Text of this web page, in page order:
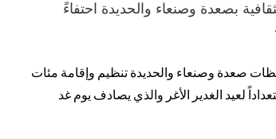
بصعدة وصنعاء والحديدة احتفاءً
صعدة وصنعاء والحديدة تنظيم وإقامة مئات
لعيد الغدير الأغر والذي يصادف يوم غد